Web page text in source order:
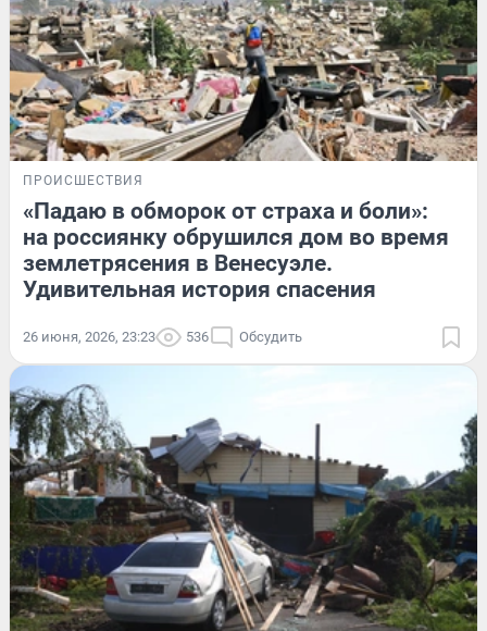
ПРОИСШЕСТВИЯ
«Падаю в обморок от страха и боли»:
на россиянку обрушился дом во время
землетрясения в Венесуэле.
Удивительная история спасения
26 июня, 2026, 23:23 536 Обсудить